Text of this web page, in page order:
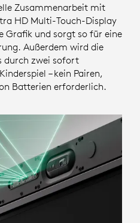
Zusammenarbeit mit
HD Multi-Touch-Display
Grafik und sorgt so für eine
Außerdem wird die
durch zwei sofort
– kein Pairen,
Batterien erforderlich.